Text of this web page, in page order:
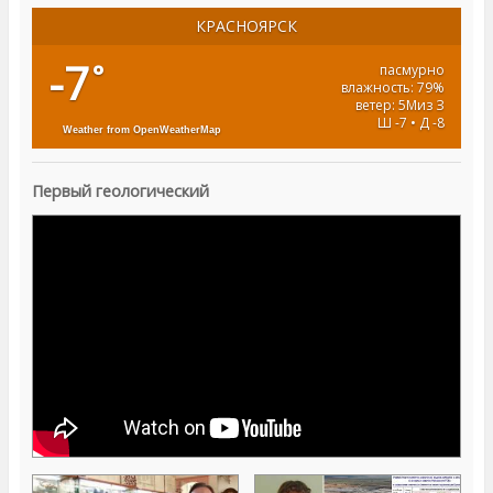
КРАСНОЯРСК
-7°
пасмурно
влажность: 79%
ветер: 5Миз З
Ш -7 • Д -8
Weather from OpenWeatherMap
Первый геологический